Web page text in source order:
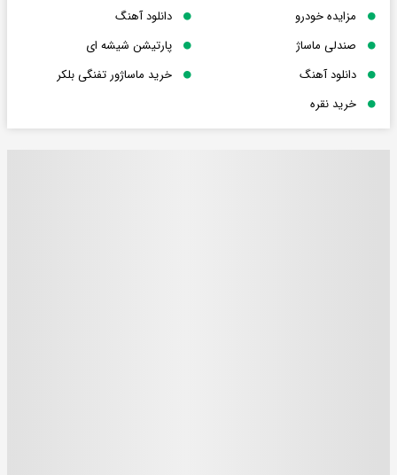
مزایده خودرو
دانلود آهنگ
صندلی ماساژ
پارتیشن شیشه ای
دانلود آهنگ
خرید ماساژور تفنگی بلکر
خرید نقره